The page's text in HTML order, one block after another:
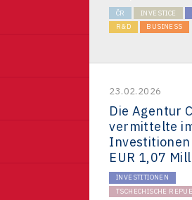
ČR INVESTICE
R&D
BUSINESS
23.02.2026
Die Agentur
vermittelte
Investitionen
EUR 1,07
INVESTITIONEN
TSCHECHISCHE